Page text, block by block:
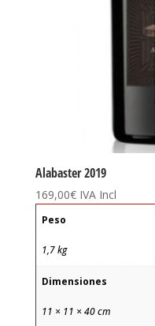
Alabaster 2019
169,00€ IVA Incl
Peso
1,7 kg
Dimensiones
11 × 11 × 40 cm